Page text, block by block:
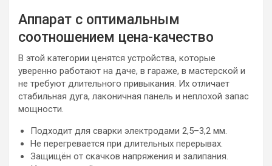
Аппарат с оптимальным
соотношением цена-качество
В этой категории ценятся устройства, которые
уверенно работают на даче, в гараже, в мастерской и
не требуют длительного привыкания. Их отличает
стабильная дуга, лаконичная панель и неплохой запас
мощности.
Подходит для сварки электродами 2,5–3,2 мм.
Не перегревается при длительных перерывах.
Защищён от скачков напряжения и залипания.